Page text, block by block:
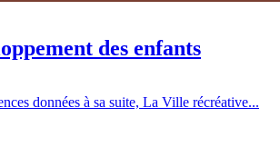
des enfants
données à sa suite, La Ville récréative...